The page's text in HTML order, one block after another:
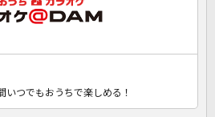
いつでもおうちで楽しめる！